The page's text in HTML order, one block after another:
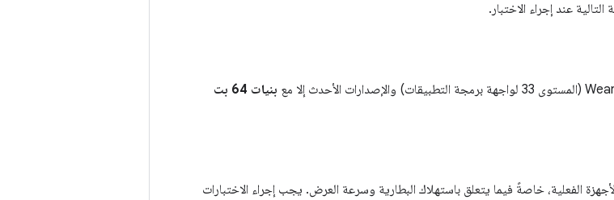
التالية عند إجراء الاختبار.
بنيات 64 بت
الفعلية، خاصةً فيما يتعلق باستهلاك البطارية وسرعة العرض. يجب إجراء الاختبارات